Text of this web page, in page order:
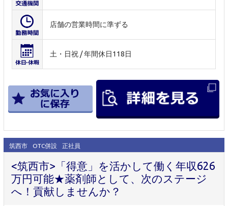
店舗の営業時間に準ずる
土・日祝 / 年間休日118日
筑西市 OTC併設 正社員
<筑西市>「得意」を活かして働く年収626
万円可能★薬剤師として、次のステージ
へ！貢献しませんか？